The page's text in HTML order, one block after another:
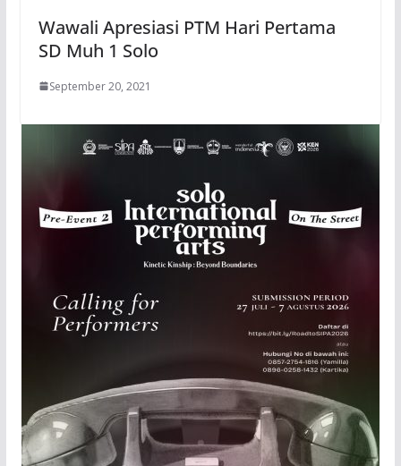
Wawali Apresiasi PTM Hari Pertama
SD Muh 1 Solo
September 20, 2021